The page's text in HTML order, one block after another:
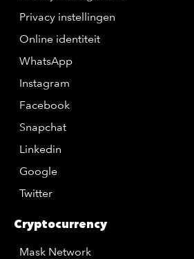
Privacy instellingen
Online identiteit
WhatsApp
Instagram
Facebook
Snapchat
Linkedin
Google
Twitter
Cryptocurrency
Mask Network